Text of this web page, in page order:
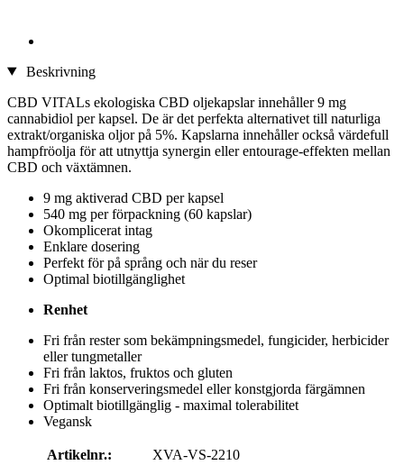
Beskrivning
CBD VITALs ekologiska CBD oljekapslar innehåller 9 mg
cannabidiol per kapsel. De är det perfekta alternativet till naturliga
extrakt/organiska oljor på 5%. Kapslarna innehåller också värdefull
hampfröolja för att utnyttja synergin eller entourage-effekten mellan
CBD och växtämnen.
9 mg aktiverad CBD per kapsel
540 mg per förpackning (60 kapslar)
Okomplicerat intag
Enklare dosering
Perfekt för på språng och när du reser
Optimal biotillgänglighet
Renhet
Fri från rester som bekämpningsmedel, fungicider, herbicider
eller tungmetaller
Fri från laktos, fruktos och gluten
Fri från konserveringsmedel eller konstgjorda färgämnen
Optimalt biotillgänglig - maximal tolerabilitet
Vegansk
Artikelnr.:
XVA-VS-2210